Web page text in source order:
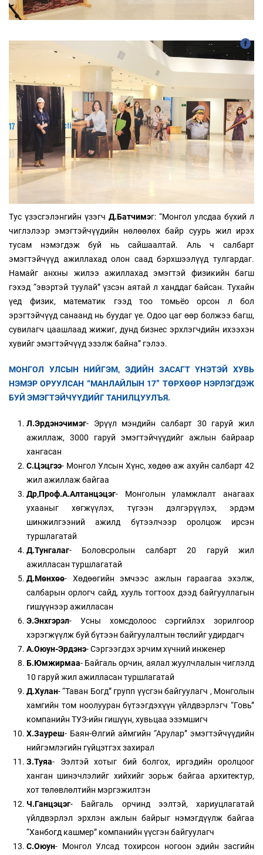
Тус үзэсгэлэнгийн үзэгч Д.Батчимэг: “Монгол улсдаа бүхий л
чиглэлээр эмэгтэйчүүдийн нөлөөлөх байр суурь жил ирэх
тусам нэмэгдэж буй нь сайшаалтай. Аль ч салбарт
эмэгтэйчүүд ажиллахад олон саад бэрхшээлүүд тулгардаг.
Намайг анхны жилээ ажиллахад эмэгтэй физикийн багш
гэхэд “эвэртэй туулай” үзсэн аятай л ханддаг байсан. Тухайн
үед физик, математик гээд тоо томьёо орсон л бол
эрэгтэйчүүд санаанд нь буудаг үе. Одоо цаг өөр болжээ багш,
сувилагч цаашлаад жижиг, дунд бизнес эрхлэгчдийн ихээхэн
хувийг эмэгтэйчүүд эзэлж байна” гэлээ.
МОНГОЛ УЛСЫН НИЙГЭМ, ЭДИЙН ЗАСАГТ ҮНЭТЭЙ ХУВЬ
НЭМЭР ОРУУЛСАН “МАНЛАЙЛЫН 17” ТӨРХӨӨР НЭРЛЭГДЭЖ
БУЙ ЭМЭГТЭЙЧҮҮДИЙГ ТАНИЛЦУУЛЪЯ.
Л.Эрдэнэчимэг- Эрүүл мэндийн салбарт 30 гаруй жил
ажиллаж, 3000 гаруй эмэгтэйчүүдийг ажлын байраар
хангасан
С.Цэцгээ- Монгол Улсын Хүнс, хөдөө аж ахуйн салбарт 42
жил ажиллаж байгаа
Др,Проф.А.Алтанцэцэг- Монголын уламжлалт анагаах
ухааныг хөгжүүлэх, түгээн дэлгэрүүлэх, эрдэм
шинжилгээний ажилд бүтээлчээр оролцож ирсэн
туршлагатай
Д.Тунгалаг- Боловсролын салбарт 20 гаруй жил
ажилласан туршлагатай
Д.Мөнхөө- Хөдөөгийн эмчээс ажлын гараагаа эхэлж,
салбарын орлогч сайд, хууль тогтоох дээд байгууллагын
гишүүнээр ажилласан
Э.Энхгэрэл- Усны хомсдолоос сэргийлэх зорилгоор
хэрэгжүүлж буй бүтээн байгуулалтын төслийг удирдагч
А.Оюун-Эрдэнэ- Сэргээгдэх эрчим хүчний инженер
Б.Юмжирмаа- Байгаль орчин, аялал жуулчлалын чиглэлд
10 гаруй жил ажилласан туршлагатай
Д.Хулан- “Таван Богд” групп үүсгэн байгуулагч , Монголын
хамгийн том ноолууран бүтээгдэхүүн үйлдвэрлэгч “Говь”
компанийн ТУЗ-ийн гишүүн, хувьцаа эзэмшигч
Х.Зауреш- Баян-Өлгий аймгийн “Арулар” эмэгтэйчүүдийн
нийгэмлэгийн гүйцэтгэх захирал
З.Туяа- Ээлтэй хотыг бий болгох, иргэдийн оролцоог
ханган шинэчлэлийг хийхийг зорьж байгаа архитектур,
хот төлөвлөлтийн мэргэжилтэн
Ч.Ганцэцэг- Байгаль орчинд ээлтэй, хариуцлагатай
үйлдвэрлэл эрхлэн ажлын байрыг нэмэгдүүлж байгаа
“Ханбогд кашмер” компанийн үүсгэн байгуулагч
С.Оюун- Монгол Улсад тохирсон ногоон эдийн засгийн